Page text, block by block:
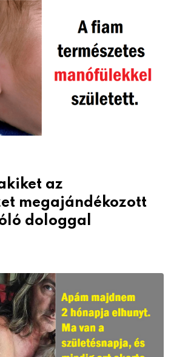
az
megajándékozott
dologgal